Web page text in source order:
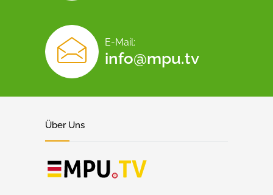
E-Mail:
info@mpu.tv
Über Uns